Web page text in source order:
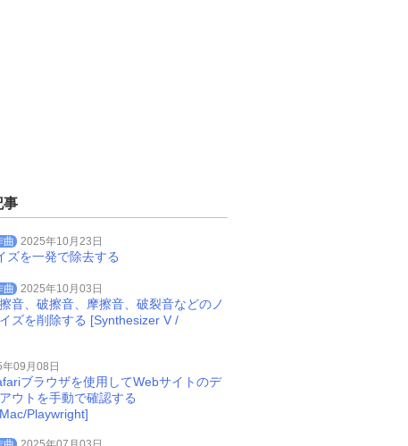
事
曲 2025年10月23日
ズを一発で除去する
曲 2025年10月03日
音、破擦音、摩擦音、破裂音などのノ
ズを削除する [Synthesizer V /
09月08日
ブラウザを使用してWebサイトのデ
ウトを手動で確認する
Playwright]